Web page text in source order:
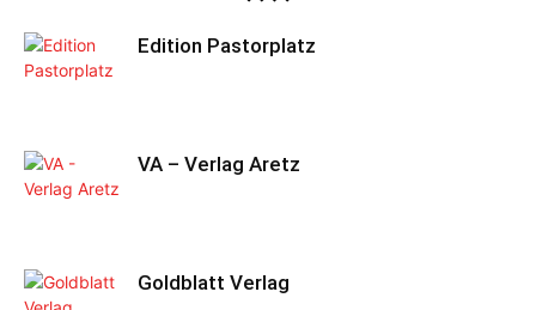
Edition Pastorplatz
VA – Verlag Aretz
Goldblatt Verlag